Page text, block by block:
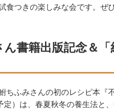
食つきの楽しみな会です。ぜ
書籍出版記念＆
ちふみさんの初のレシピ本『
定）は、春夏秋冬の養生法と